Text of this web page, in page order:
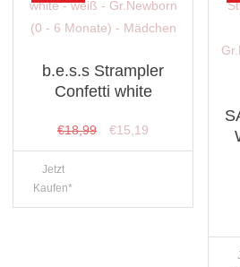
b.e.s.s Strampler
Confetti white
€18,99
Ursprünglicher
Preis
€15,19
Preis
Jetzt
Kaufen*